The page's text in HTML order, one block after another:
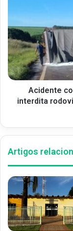
Acidente
interdita
Artigos